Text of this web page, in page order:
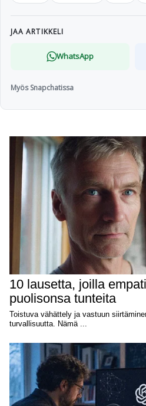
JAA ARTIKKELI
WhatsApp
Myös Snapchatissa